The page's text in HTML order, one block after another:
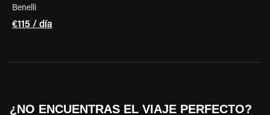
Benelli
€115 / día
¿NO ENCUENTRAS EL VIAJE PERFECTO?